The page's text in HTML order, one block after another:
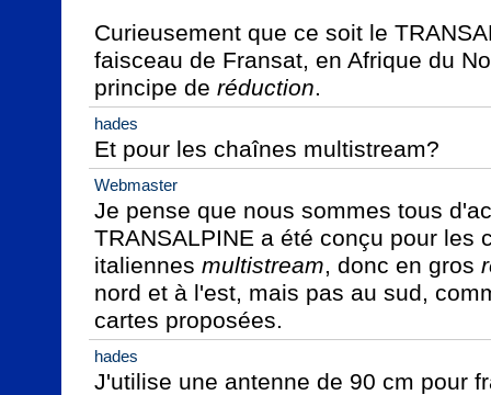
Curieusement que ce soit le
faisceau de Fransat, en Afrique du
principe de réduction.
hades
Et pour les chaînes multistream?
Webmaster
Je pense que nous sommes tous
TRANSALPINE a été conçu pour les
italiennes multistream, donc en gros
nord et à l'est, mais pas au sud,
cartes proposées.
hades
J'utilise une antenne de 90 cm pour